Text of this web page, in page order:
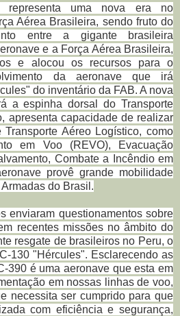
representa uma nova era no
Aérea Brasileira, sendo fruto do
entre a gigante brasileira
e a Força Aérea Brasileira,
e alocou os recursos para o
da aeronave que irá
do inventário da FAB. A nova
a espinha dorsal do Transporte
apresenta capacidade de realizar
Aéreo Logístico, como
em Voo (REVO), Evacuação
Combate a Incêndio em
provê grande mobilidade
do Brasil.
enviaram questionamentos sobre
recentes missões no âmbito do
resgate de brasileiros no Peru, o
130 "Hércules". Esclarecendo as
390 é uma aeronave que esta em
em nossas linhas de voo,
necessita ser cumprido para que
com eficiência e segurança,